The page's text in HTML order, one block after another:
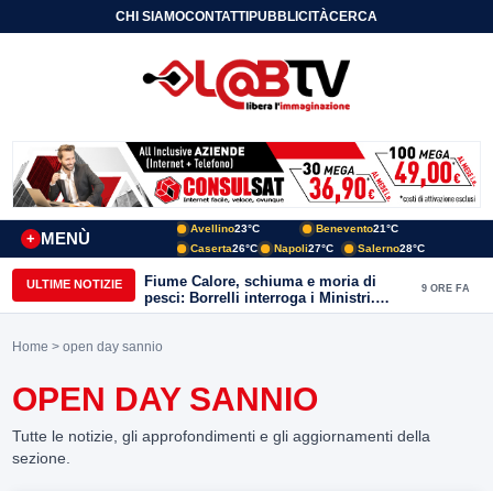
CHI SIAMOCONTATTIPUBBLICITÀCERCA
MENÙ
+
Avellino23°C Benevento21°C
Caserta26°C Napoli27°C Salerno28°C
ULTIME NOTIZIE
Fiume Calore, schiuma e moria di
pesci: Borrelli interroga i Ministri.
“Benevento paga l’assenza del
9 ORE FA
Home > open day sannio
OPEN DAY SANNIO
Tutte le notizie, gli approfondimenti e gli aggiornamenti della
sezione.